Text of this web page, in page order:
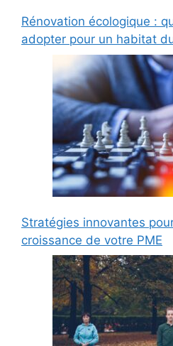
Rénovation écologique :
adopter pour un habitat
Stratégies innovantes
croissance de votre PME